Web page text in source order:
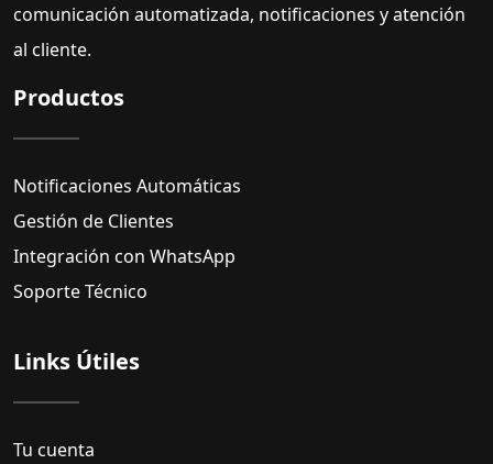
comunicación automatizada, notificaciones y atención
al cliente.
Productos
Notificaciones Automáticas
Gestión de Clientes
Integración con WhatsApp
Soporte Técnico
Links Útiles
Tu cuenta